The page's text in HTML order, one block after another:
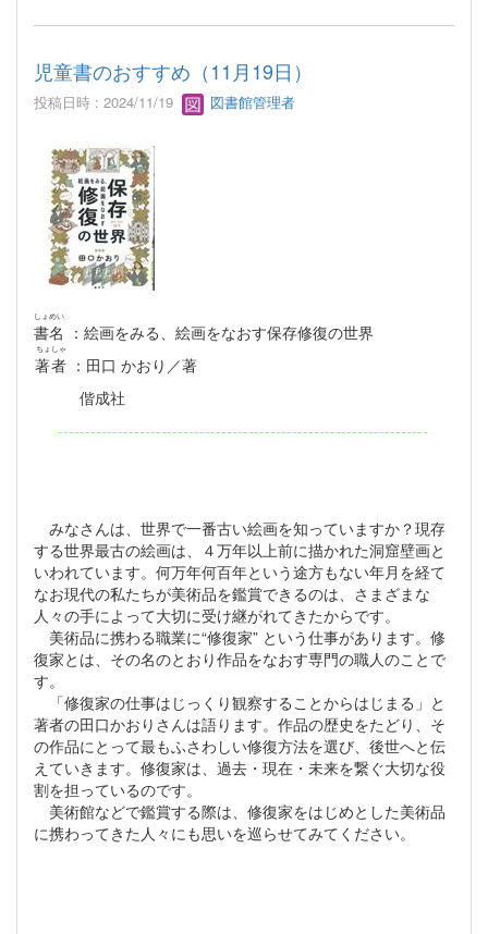
児童書のおすすめ（11月19日）
投稿日時 : 2024/11/19 図書館管理者
書名
しょめい
：絵画をみる、絵画をなおす保存修復の世界
著者
ちょしゃ
：田口 かおり／著
偕成社
--------------------------------------------------------------------
みなさんは、世界で一番古い絵画を知っていますか？現存
する世界最古の絵画は、４万年以上前に描かれた洞窟壁画と
いわれています。何万年何百年という途方もない年月を経て
なお現代の私たちが美術品を鑑賞できるのは、さまざまな
人々の手によって大切に受け継がれてきたからです。
美術品に携わる職業に“修復家” という仕事があります。修
復家とは、その名のとおり作品をなおす専門の職人のことで
す。
「修復家の仕事はじっくり観察することからはじまる」と
著者の田口かおりさんは語ります。作品の歴史をたどり、そ
の作品にとって最もふさわしい修復方法を選び、後世へと伝
えていきます。修復家は、過去・現在・未来を繋ぐ大切な役
割を担っているのです。
美術館などで鑑賞する際は、修復家をはじめとした美術品
に携わってきた人々にも思いを巡らせてみてください。